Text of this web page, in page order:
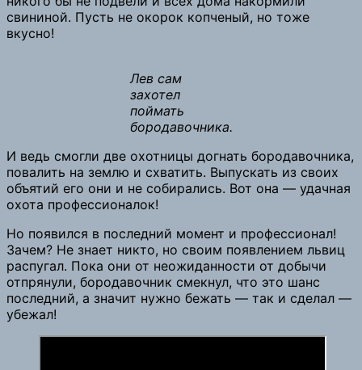
свининой. Пусть не окорок копченый, но тоже
вкусно!
Лев сам
захотел
поймать
бородавочника.
И ведь смогли две охотницы догнать бородавочника,
повалить на землю и схватить. Выпускать из своих
объятий его они и не собирались. Вот она — удачная
охота профессионалок!
Но появился в последний момент и профессионал!
Зачем? Не знает никто, но своим появлением львиц
распугал. Пока они от неожиданности от добычи
отпрянули, бородавочник смекнул, что это шанс
последний, а значит нужно бежать — так и сделал —
убежал!